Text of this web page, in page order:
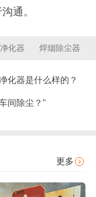
通。
化器 焊烟除尘器
化器是什么样的？
间除尘？"
更多